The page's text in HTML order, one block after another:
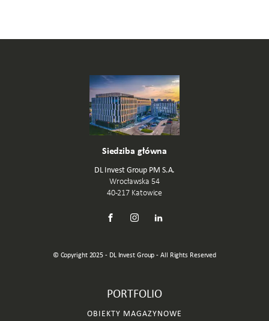
Siedziba główna
DL Invest Group PM S.A.
Wrocławska 54
40-217 Katowice
© Copyright 2025 - DL Invest Group - All Rights Reserved
PORTFOLIO
OBIEKTY MAGAZYNOWE